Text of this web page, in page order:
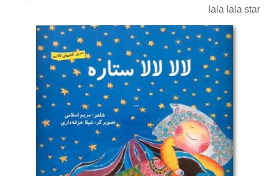
lala lala star